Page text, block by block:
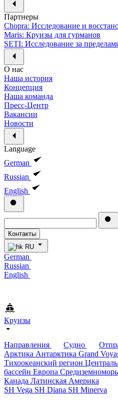
Партнеры
Chopra: Исследование и
Maris: Круизы для гурманов
SETI: Исследование за
О нас
Наша история
Концепция
Наша команда
Пресс-Центр
Вакансии
Новости
Language
German
Russian
English
Контакты
RU
German
Russian
English
Круизы
Направления Судно
Арктика Антарктика Grand
Тихоокеанский регион
бассейн Европа
Канада Латинская Америка
SH Vega SH Diana SH Minerva